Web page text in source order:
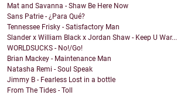
Mat and Savanna - Shaw Be Here Now
Sans Patrie - ¿Para Qué?
Tennessee Frisky - Satisfactory Man
Slander x William Black x Jordan Shaw - Keep U War...
WORLDSUCKS - No!/Go!
Brian Mackey - Maintenance Man
Natasha Remi - Soul Speak
Jimmy B - Fearless Lost in a bottle
From The Tides - Toll